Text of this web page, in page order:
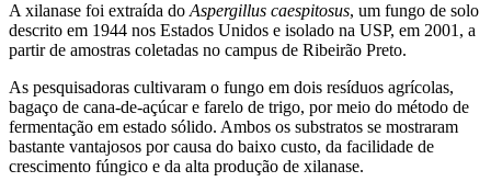
A xilanase foi extraída do Aspergillus caespitosus, um fungo de solo
descrito em 1944 nos Estados Unidos e isolado na USP, em 2001, a
partir de amostras coletadas no campus de Ribeirão Preto.
As pesquisadoras cultivaram o fungo em dois resíduos agrícolas,
bagaço de cana-de-açúcar e farelo de trigo, por meio do método de
fermentação em estado sólido. Ambos os substratos se mostraram
bastante vantajosos por causa do baixo custo, da facilidade de
crescimento fúngico e da alta produção de xilanase.